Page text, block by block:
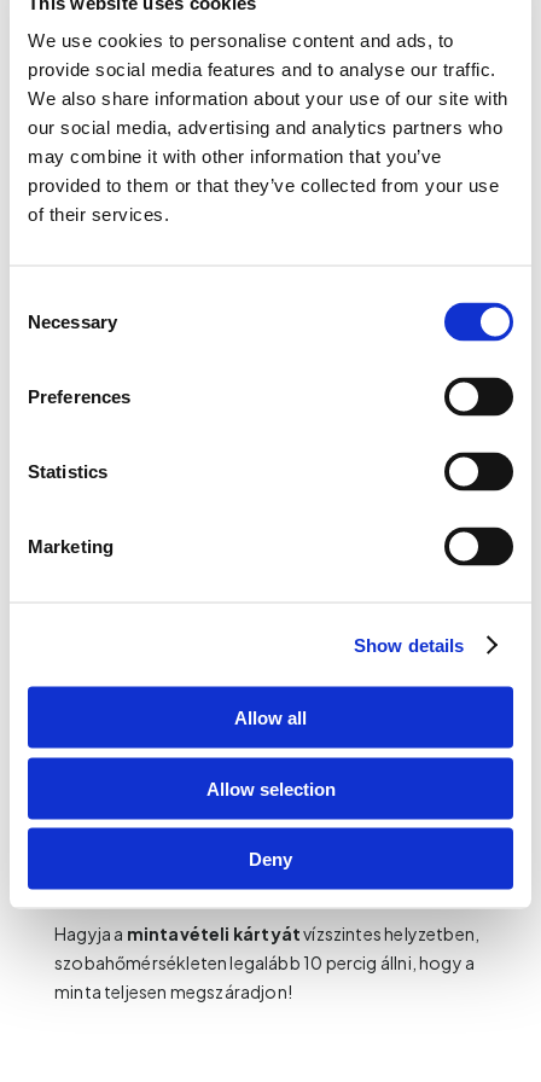
We use cookies to personalise content and ads, to
provide social media features and to analyse our traffic.
We also share information about your use of our site with
our social media, advertising and analytics partners who
may combine it with other information that you’ve
provided to them or that they’ve collected from your use
of their services.
Selection
Necessary
Preferences
Statistics
Marketing
Show details
Allow all
Allow selection
Deny
szúrást ejt az ujjbegyén.
5.A mintavételi papírt ne érintsük meg ujjal!
6.Előbb az egyik körbe cseppentsen vért, majd ha
azzal megvan, csak utána térjen át a másikra!
Gyengéden nyomja meg az ujját, és várja ki, amíg egy
ki a kört, várja ki a következőt cseppet az ujjából!
Hagyja a mintavételi kártyátvízszintes helyzetben,
szobahőmérsékleten legalább 10 percig állni, hogy a
minta teljesen megszáradjon!